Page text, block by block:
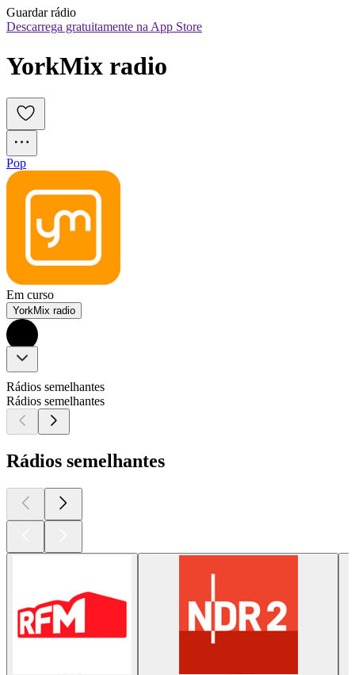
Guardar rádio
Descarrega gratuitamente na App Store
YorkMix radio
Pop
Em curso
YorkMix radio
Rádios semelhantes
Rádios semelhantes
Rádios semelhantes